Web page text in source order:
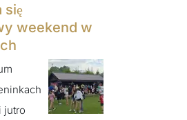
się
weekend w
jutro